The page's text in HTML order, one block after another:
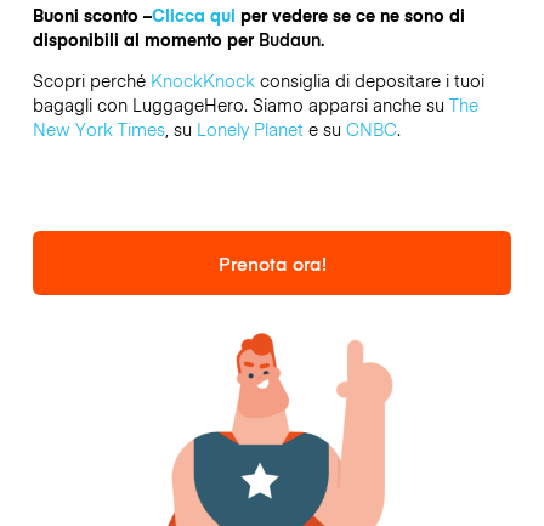
Buoni sconto –Clicca qui per vedere se ce ne sono di
disponibili al momento per Budaun.
Scopri perché KnockKnockconsiglia di depositare i tuoi
bagagli con LuggageHero. Siamo apparsi anche su The
New York Times, su Lonely Planete su CNBC.
Prenota ora!